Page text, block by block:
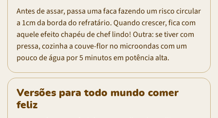
Antes de assar, passa uma faca fazendo um risco circular
a 1cm da borda do refratário. Quando crescer, fica com
aquele efeito chapéu de chef lindo! Outra: se tiver com
pressa, cozinha a couve-flor no microondas com um
pouco de água por 5 minutos em potência alta.
Versões para todo mundo comer
feliz